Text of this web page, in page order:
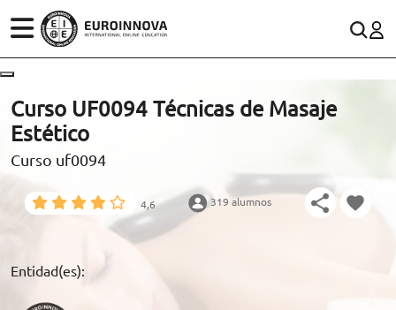
ESTUDIOS
CONOCE EUROINNOVA
BECAS Y FINANCIACIÓN
RECURSOS EDUCATIVOS
(+34)958 050 200
900 831 200
formacion@euroinnova.com
TRABAJA CON NOSOTROS
Curso UF0094 Técnicas de Masaje
Estético
Curso uf0094
4,6 319 alumnos
Entidad(es):